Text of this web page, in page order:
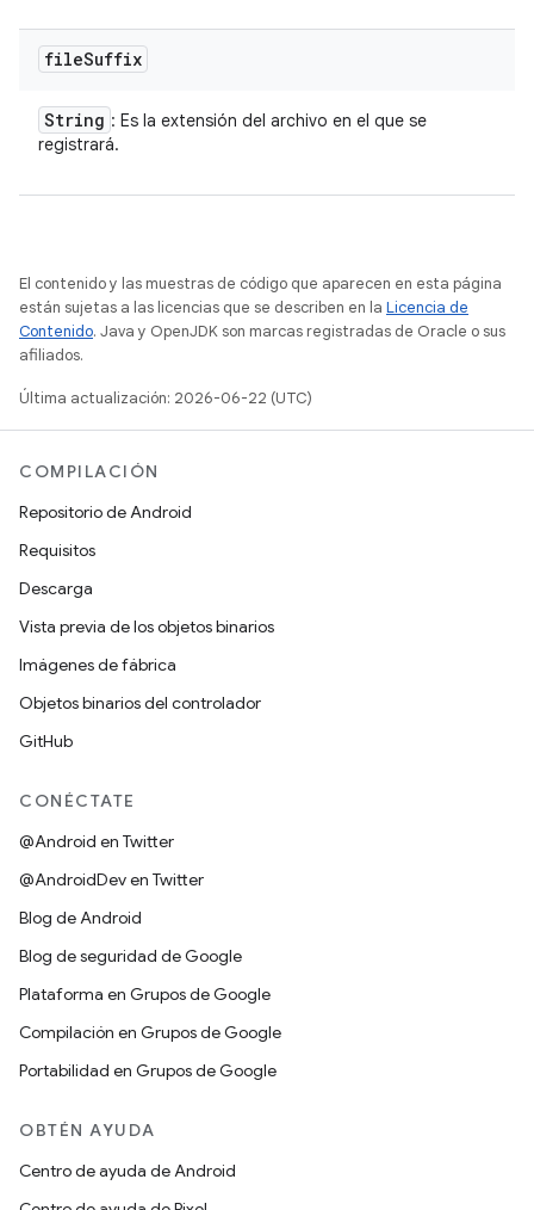
fileSuffix
String : Es la extensión del archivo en el que se
registrará.
El contenido y las muestras de código que aparecen en esta página
están sujetas a las licencias que se describen en la Licencia de
Contenido. Java y OpenJDK son marcas registradas de Oracle o sus
afiliados.
Última actualización: 2026-06-22 (UTC)
COMPILACIÓN
Repositorio de Android
Requisitos
Descarga
Vista previa de los objetos binarios
Imágenes de fábrica
Objetos binarios del controlador
GitHub
CONÉCTATE
@Android en Twitter
@AndroidDev en Twitter
Blog de Android
Blog de seguridad de Google
Plataforma en Grupos de Google
Compilación en Grupos de Google
Portabilidad en Grupos de Google
OBTÉN AYUDA
Centro de ayuda de Android